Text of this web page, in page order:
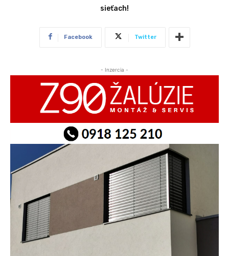
sieťach!
Facebook Twitter
- Inzercia -